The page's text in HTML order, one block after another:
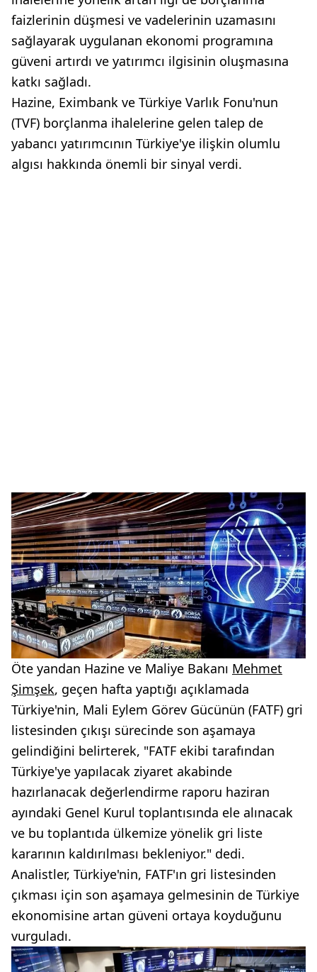
faizlerinin düşmesi ve vadelerinin uzamasını
sağlayarak uygulanan ekonomi programına
güveni artırdı ve yatırımcı ilgisinin oluşmasına
katkı sağladı.
Hazine, Eximbank ve Türkiye Varlık Fonu'nun
(TVF) borçlanma ihalelerine gelen talep de
yabancı yatırımcının Türkiye'ye ilişkin olumlu
algısı hakkında önemli bir sinyal verdi.
Öte yandan Hazine ve Maliye Bakanı Mehmet
Şimşek, geçen hafta yaptığı açıklamada
Türkiye'nin, Mali Eylem Görev Gücünün (FATF) gri
listesinden çıkışı sürecinde son aşamaya
gelindiğini belirterek, "FATF ekibi tarafından
Türkiye'ye yapılacak ziyaret akabinde
hazırlanacak değerlendirme raporu haziran
ayındaki Genel Kurul toplantısında ele alınacak
ve bu toplantıda ülkemize yönelik gri liste
kararının kaldırılması bekleniyor." dedi.
Analistler, Türkiye'nin, FATF'ın gri listesinden
çıkması için son aşamaya gelmesinin de Türkiye
ekonomisine artan güveni ortaya koyduğunu
vurguladı.